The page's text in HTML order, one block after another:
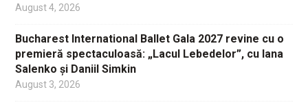
August 4, 2026
Bucharest International Ballet Gala 2027 revine cu o
premieră spectaculoasă: „Lacul Lebedelor”, cu Iana
Salenko și Daniil Simkin
August 3, 2026